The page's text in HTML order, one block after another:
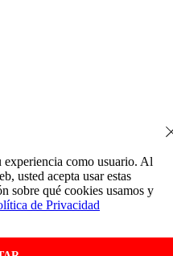
experiencia como usuario. Al
usted acepta usar estas
sobre qué cookies usamos y
de Privacidad